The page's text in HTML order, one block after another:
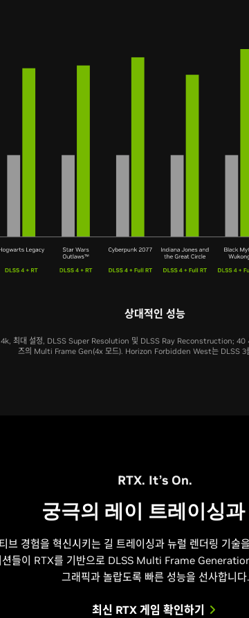
상대적인 성능
최대 설정, DLSS Super Resolution 및 DLSS Ray Reconstruction; 40
즈의 Multi Frame Gen(4x 모드). Horizon Forbidden West는 DLSS 3
RTX. It’s On.
궁극의 레이 트레이싱
브 경험을 혁신시키는 길 트레이싱과 뉴럴 렌더링 기술
들이 RTX를 기반으로 DLSS Multi Frame
그래픽과 놀랍도록 빠른 성능을 선사합니다.
최신 RTX 게임 확인하기